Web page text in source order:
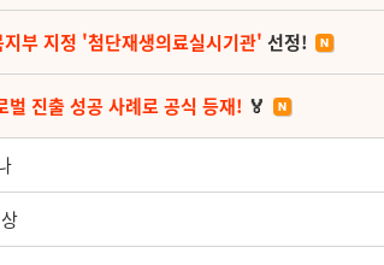
지부 지정 '첨단재생의료실시기관' 선정!
벌 진출 성공 사례로 공식 등재! 🏅